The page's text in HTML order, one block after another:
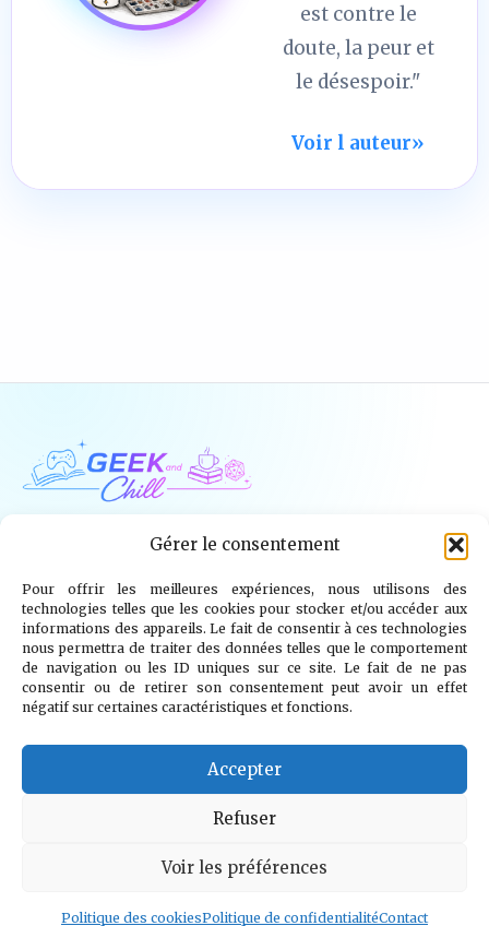
Gérer le consentement
Pour offrir les meilleures expériences, nous utilisons des
technologies telles que les cookies pour stocker et/ou accéder aux
informations des appareils. Le fait de consentir à ces technologies
nous permettra de traiter des données telles que le comportement
de navigation ou les ID uniques sur ce site. Le fait de ne pas
consentir ou de retirer son consentement peut avoir un effet
négatif sur certaines caractéristiques et fonctions.
Accepter
Refuser
Voir les préférences
Politique des cookiesPolitique de confidentialitéContact
est contre le
doute, la peur et
le désespoir."
Voir l auteur»
Jeux Vidéo Tech Tabletop Livres
Mangas / BD TV Goodies Kids
Wargames
info@geekandchill.com
Contact
À propos